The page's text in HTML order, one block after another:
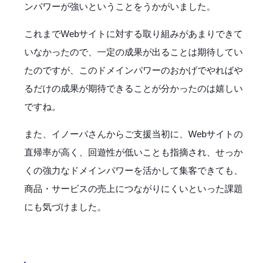
ンパワーが強いということをうかがいました。
これまでWebサイトに対する取り組みがあまりできて
いなかったので、一定の成果が出ることは期待してい
たのですが、このドメインパワーのおかげでやればや
るだけの成果が期待できることが分かったのは嬉しい
ですね。
また、イノーバさんからご支援当初に、Webサイトの
直帰率が高く、回遊性が低いことも指摘され、せっか
くの強力なドメインパワーを活かして集客できても、
商品・サービスの売上につながりにくいといった課題
にも気づけました。